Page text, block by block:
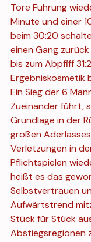
Tore Führung
Minute und einer
beim 30:20
einen Gang
bis zum Abpfiff
Ergebniskosmetik
Ein Sieg der 6
Zueinander führt,
Grundlage in der
großen
Verletzungen in
Pflichtspielen
heißt es das
Selbstvertrauen
Aufwärtstrend
Stück für Stück
Abstiegsregionen